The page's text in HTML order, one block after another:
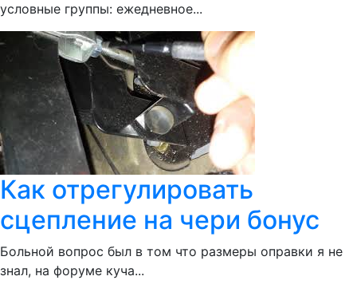
условные группы: ежедневное...
Как отрегулировать
сцепление на чери бонус
Больной вопрос был в том что размеры оправки я не
знал, на форуме куча...